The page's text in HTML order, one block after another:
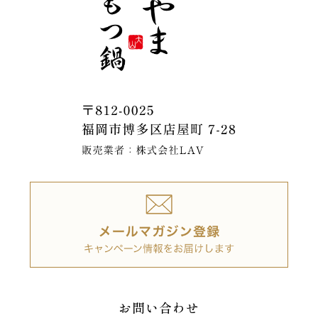
お問い合わせ